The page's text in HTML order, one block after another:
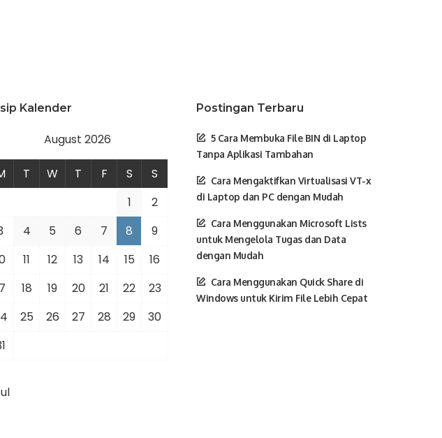
Kalender
August 2026
T W T F S
S
1
2
4 5 6 7 8
9
11 12 13 14 15
16
18 19 20 21 22
23
25 26 27 28 29
30
Postingan Terbaru
5 Cara Membuka File BIN di Laptop
Tanpa Aplikasi Tambahan
Cara Mengaktifkan Virtualisasi VT-x
di Laptop dan PC dengan Mudah
Cara Menggunakan Microsoft Lists
untuk Mengelola Tugas dan Data
dengan Mudah
Cara Menggunakan Quick Share di
Windows untuk Kirim File Lebih Cepat